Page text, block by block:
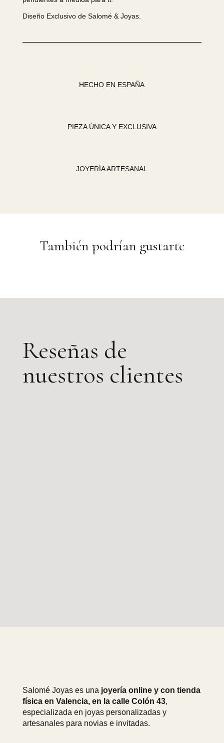
Diseño Exclusivo de Salomé & Joyas.
HECHO EN ESPAÑA
PIEZA ÚNICA Y EXCLUSIVA
JOYERÍA ARTESANAL
También podrían gustarte
Reseñas de
nuestros clientes
Salomé Joyas es una joyería online y con tienda
física en Valencia, en la calle Colón 43,
especializada en joyas personalizadas y
artesanales para novias e invitadas.